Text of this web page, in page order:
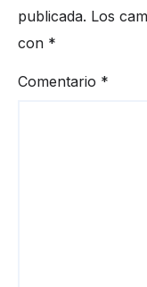
publicada. Los
con *
Comentario *